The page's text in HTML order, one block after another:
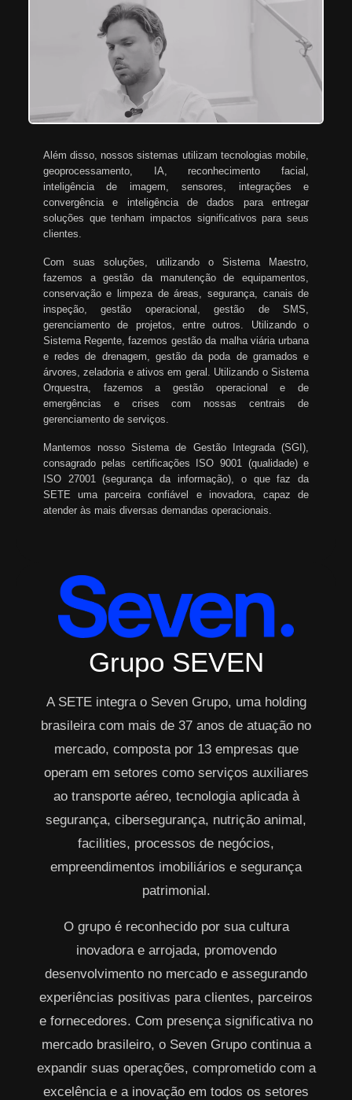
Além disso, nossos sistemas utilizam tecnologias mobile,
geoprocessamento, IA, reconhecimento facial,
inteligência de imagem, sensores, integrações e
convergência e inteligência de dados para entregar
soluções que tenham impactos significativos para seus
clientes.
Com suas soluções, utilizando o Sistema Maestro,
fazemos a gestão da manutenção de equipamentos,
conservação e limpeza de áreas, segurança, canais de
inspeção, gestão operacional, gestão de SMS,
gerenciamento de projetos, entre outros. Utilizando o
Sistema Regente, fazemos gestão da malha viária urbana
e redes de drenagem, gestão da poda de gramados e
árvores, zeladoria e ativos em geral. Utilizando o Sistema
Orquestra, fazemos a gestão operacional e de
emergências e crises com nossas centrais de
gerenciamento de serviços.
Mantemos nosso Sistema de Gestão Integrada (SGI),
consagrado pelas certificações ISO 9001 (qualidade) e
ISO 27001 (segurança da informação), o que faz da
SETE uma parceira confiável e inovadora, capaz de
atender às mais diversas demandas operacionais.
Grupo SEVEN
A SETE integra o Seven Grupo, uma holding
brasileira com mais de 37 anos de atuação no
mercado, composta por 13 empresas que
operam em setores como serviços auxiliares
ao transporte aéreo, tecnologia aplicada à
segurança, cibersegurança, nutrição animal,
facilities, processos de negócios,
empreendimentos imobiliários e segurança
patrimonial.
O grupo é reconhecido por sua cultura
inovadora e arrojada, promovendo
desenvolvimento no mercado e assegurando
experiências positivas para clientes, parceiros
e fornecedores. Com presença significativa no
mercado brasileiro, o Seven Grupo continua a
expandir suas operações, comprometido com a
excelência e a inovação em todos os setores